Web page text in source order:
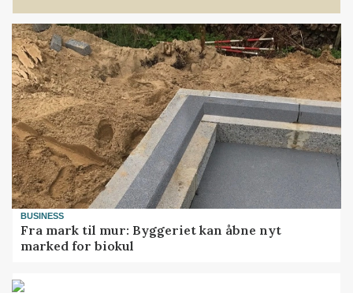
BUSINESS
Fra mark til mur: Byggeriet kan åbne nyt
marked for biokul